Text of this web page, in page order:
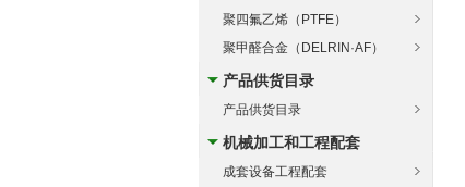
聚四氟乙烯（PTFE）
聚甲醛合金（DELRIN·AF）
产品供货目录
产品供货目录
机械加工和工程配套
成套设备工程配套